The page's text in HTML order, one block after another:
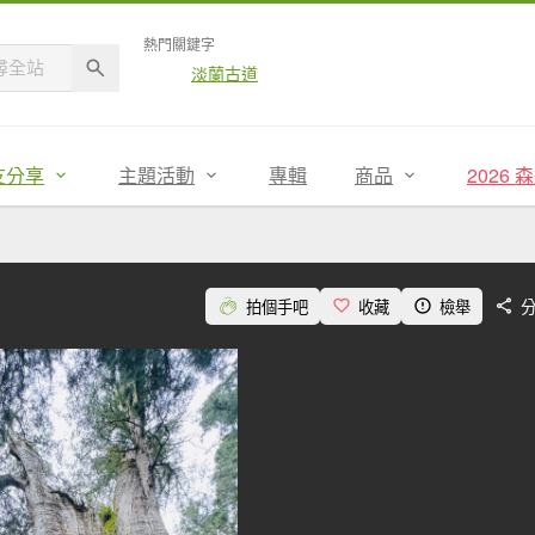
熱門關鍵字
淡蘭古道
分享 主題活動 專輯 商品 2026
拍個手吧 收藏 檢舉